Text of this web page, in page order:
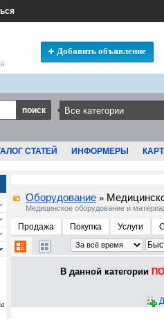
Добавить объявление
СТАТЕЙ ИНФОРМЕРЫ
Оборудование »
Медицинское оборудование и
Продажа Покупка Услуги
В данной категории